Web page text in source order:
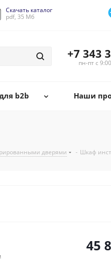
Скачать каталог
pdf, 35 Мб
+7 343
пн-пт с
b2b Наши
дверями - Шкаф
45